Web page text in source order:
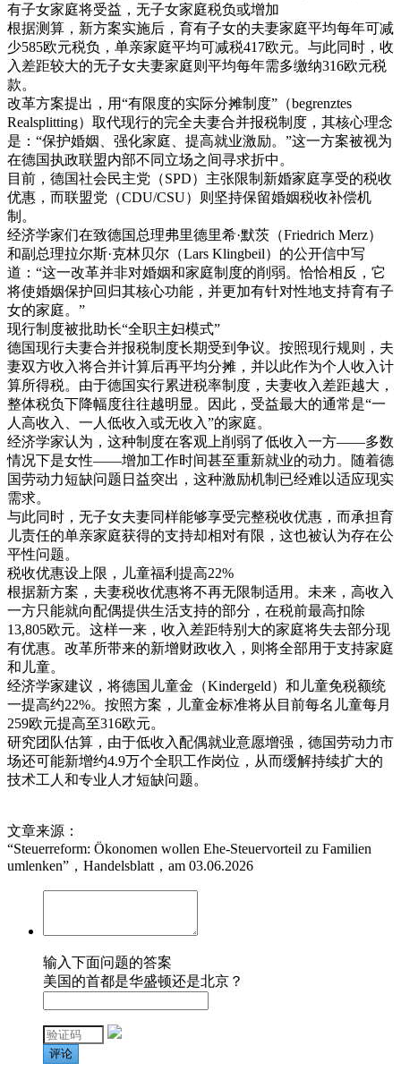
有子女家庭将受益，无子女家庭税负或增加
根据测算，新方案实施后，育有子女的夫妻家庭平均每年可减
少585欧元税负，单亲家庭平均可减税417欧元。与此同时，收
入差距较大的无子女夫妻家庭则平均每年需多缴纳316欧元税
款。
改革方案提出，用“有限度的实际分摊制度”（begrenztes
Realsplitting）取代现行的完全夫妻合并报税制度，其核心理念
是：“保护婚姻、强化家庭、提高就业激励。”这一方案被视为
在德国执政联盟内部不同立场之间寻求折中。
目前，德国社会民主党（SPD）主张限制新婚家庭享受的税收
优惠，而联盟党（CDU/CSU）则坚持保留婚姻税收补偿机
制。
经济学家们在致德国总理弗里德里希·默茨（Friedrich Merz）
和副总理拉尔斯·克林贝尔（Lars Klingbeil）的公开信中写
道：“这一改革并非对婚姻和家庭制度的削弱。恰恰相反，它
将使婚姻保护回归其核心功能，并更加有针对性地支持育有子
女的家庭。”
现行制度被批助长“全职主妇模式”
德国现行夫妻合并报税制度长期受到争议。按照现行规则，夫
妻双方收入将合并计算后再平均分摊，并以此作为个人收入计
算所得税。由于德国实行累进税率制度，夫妻收入差距越大，
整体税负下降幅度往往越明显。因此，受益最大的通常是“一
人高收入、一人低收入或无收入”的家庭。
经济学家认为，这种制度在客观上削弱了低收入一方——多数
情况下是女性——增加工作时间甚至重新就业的动力。随着德
国劳动力短缺问题日益突出，这种激励机制已经难以适应现实
需求。
与此同时，无子女夫妻同样能够享受完整税收优惠，而承担育
儿责任的单亲家庭获得的支持却相对有限，这也被认为存在公
平性问题。
税收优惠设上限，儿童福利提高22%
根据新方案，夫妻税收优惠将不再无限制适用。未来，高收入
一方只能就向配偶提供生活支持的部分，在税前最高扣除
13,805欧元。这样一来，收入差距特别大的家庭将失去部分现
有优惠。改革所带来的新增财政收入，则将全部用于支持家庭
和儿童。
经济学家建议，将德国儿童金（Kindergeld）和儿童免税额统
一提高约22%。按照方案，儿童金标准将从目前每名儿童每月
259欧元提高至316欧元。
研究团队估算，由于低收入配偶就业意愿增强，德国劳动力市
场还可能新增约4.9万个全职工作岗位，从而缓解持续扩大的
技术工人和专业人才短缺问题。
文章来源：
“Steuerreform: Ökonomen wollen Ehe-Steuervorteil zu Familien
umlenken”，Handelsblatt，am 03.06.2026
输入下面问题的答案
美国的首都是华盛顿还是北京？
评论